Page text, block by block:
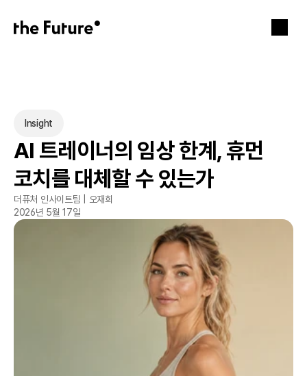
Insight
AI 트레이너의 임상 한계, 휴먼
코치를 대체할 수 있는가
더퓨처 인사이트팀 | 오재희
2026년 5월 17일